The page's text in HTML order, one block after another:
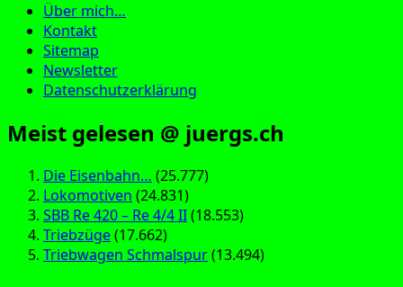
Über mich…
Kontakt
Sitemap
Newsletter
Datenschutzerklärung
Meist gelesen @ juergs.ch
Die Eisenbahn… (25.777)
Lokomotiven (24.831)
SBB Re 420 – Re 4/4 II(18.553)
Triebzüge(17.662)
Triebwagen Schmalspur(13.494)